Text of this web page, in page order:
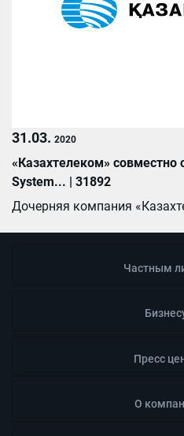
31.03. 2020
«Казахтелеком» совместно
System... | 31892
Дочерняя компания
Частным
Пресс
О